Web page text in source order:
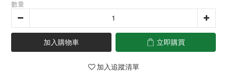
數量
加入購物車 立即購買
加入追蹤清單